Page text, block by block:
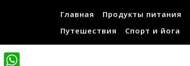
Главная Продукты питания
Путешествия
Спорт и йога